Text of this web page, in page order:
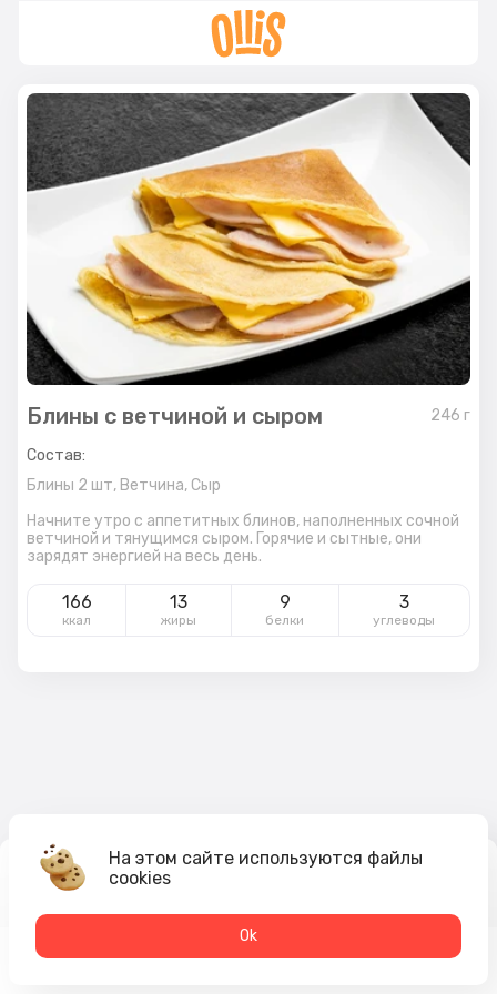
Блины с ветчиной и сыром 246 г
Состав:
Блины 2 шт, Ветчина, Сыр
Начните утро с аппетитных блинов, наполненных сочной
ветчиной и тянущимся сыром. Горячие и сытные, они
зарядят энергией на весь день.
166
ккал
13
жиры
9
белки
3
углеводы
335₽
На этом сайте используются файлы
cookies
Оk